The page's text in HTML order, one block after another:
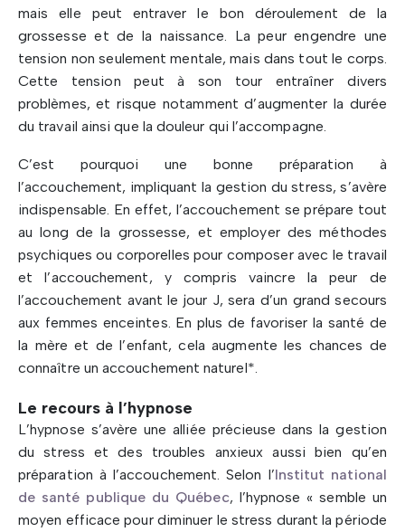
mais elle peut entraver le bon déroulement de la
grossesse et de la naissance. La peur engendre une
tension non seulement mentale, mais dans tout le corps.
Cette tension peut à son tour entraîner divers
problèmes, et risque notamment d’augmenter la durée
du travail ainsi que la douleur qui l’accompagne.
C’est pourquoi une bonne préparation à
l’accouchement, impliquant la gestion du stress, s’avère
indispensable. En effet, l’accouchement se prépare tout
au long de la grossesse, et employer des méthodes
psychiques ou corporelles pour composer avec le travail
et l’accouchement, y compris vaincre la peur de
l’accouchement avant le jour J, sera d’un grand secours
aux femmes enceintes. En plus de favoriser la santé de
la mère et de l’enfant, cela augmente les chances de
connaître un accouchement naturel*.
Le recours à l’hypnose
L’hypnose s’avère une alliée précieuse dans la gestion
du stress et des troubles anxieux aussi bien qu’en
préparation à l’accouchement. Selon l’Institut national
de santé publique du Québec, l’hypnose « semble un
moyen efficace pour diminuer le stress durant la période